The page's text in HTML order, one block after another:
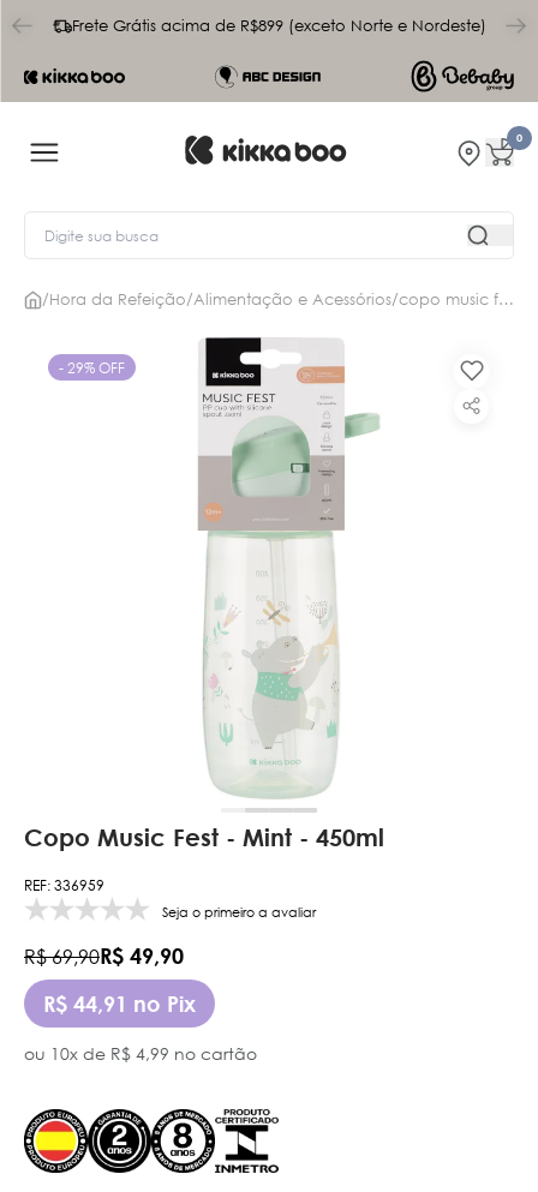
Frete Grátis acima de R$899 (exceto Norte e Nordeste)
0
/Hora da Refeição/Alimentação e Acessórios/ copo music fest
- 29% OFF
Copo Music Fest - Mint - 450ml
REF: 336959
Seja o primeiro a avaliar
R$ 69,90R$ 49,90
R$ 44,91 no Pix
ou 10x de R$ 4,99 no cartão